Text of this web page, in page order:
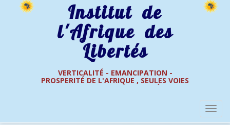
Institut de
l'Afrique des
Libertés
VERTICALITÉ - EMANCIPATION -
PROSPERITÉ DE L'AFRIQUE , SEULES VOIES
DE L'AFRIQUE DES LIBERTÉS